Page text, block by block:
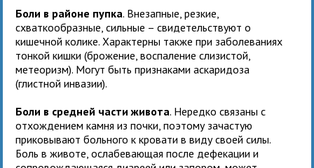
Боли в районе пупка. Внезапные, резкие,
схваткообразные, сильные – свидетельствуют о
кишечной колике. Характерны также при заболеваниях
тонкой кишки (брожение, воспаление слизистой,
метеоризм). Могут быть признаками аскаридоза
(глистной инвазии).
Боли в средней части живота. Нередко связаны с
отхождением камня из почки, поэтому зачастую
приковывают больного к кровати в виду своей силы.
Боль в животе, ослабевающая после дефекации и